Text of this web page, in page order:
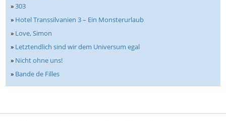
»303
» Hotel Transsilvanien 3 – Ein Monsterurlaub
» Love, Simon
» Letztendlich sind wir dem Universum egal
» Nicht ohne uns!
» Bande de Filles